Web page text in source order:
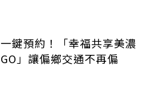
一鍵預約！「幸福共享美濃
GO」讓偏鄉交通不再偏